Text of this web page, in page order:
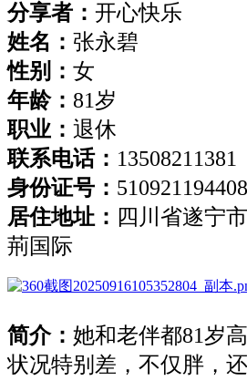
分享者 ： 开心快乐
姓名 ： 张永碧
性别： 女
年龄： 81岁
职业 ： 退休
联系电话： 13508211381
身份证号 ：
居住地址： 四川省遂宁
荊国际
简介： 她和老伴都81岁
状况特别差，不仅胖，